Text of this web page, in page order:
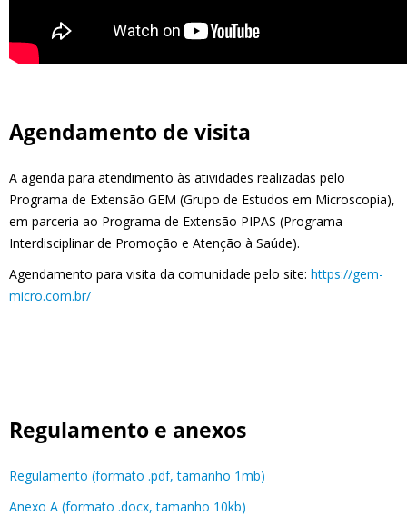
Agendamento de visita
A agenda para atendimento às atividades realizadas pelo
Programa de Extensão GEM (Grupo de Estudos em Microscopia),
em parceria ao Programa de Extensão PIPAS (Programa
Interdisciplinar de Promoção e Atenção à Saúde).
Agendamento para visita da comunidade pelo site: https://gem-
micro.com.br/
Regulamento e anexos
Regulamento (formato .pdf, tamanho 1mb)
Anexo A (formato .docx, tamanho 10kb)